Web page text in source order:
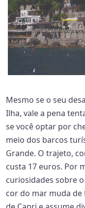
Mesmo se o seu
Ilha, vale a pena
se você optar por
meio dos barcos
Grande. O trajeto,
custa 17 euros. Por
curiosidades sobre
cor do mar muda